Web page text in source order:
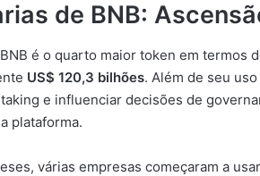
de BNB:
é o quarto maior token em termos
US$ 120,3 bilhões. Além de seu
e influenciar decisões de
plataforma.
várias empresas começaram a